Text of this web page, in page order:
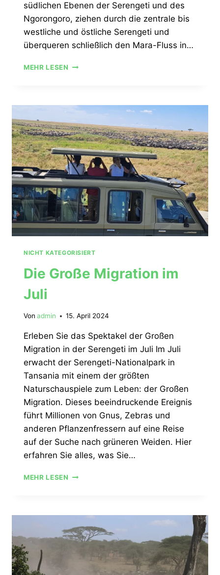
südlichen Ebenen der Serengeti und des
Ngorongoro, ziehen durch die zentrale bis
westliche und östliche Serengeti und
überqueren schließlich den Mara-Fluss in…
MEHR LESEN
NICHT KATEGORISIERT
Die Große Migration im
Juli
Von admin 15. April 2024
Erleben Sie das Spektakel der Großen
Migration in der Serengeti im Juli Im Juli
erwacht der Serengeti-Nationalpark in
Tansania mit einem der größten
Naturschauspiele zum Leben: der Großen
Migration. Dieses beeindruckende Ereignis
führt Millionen von Gnus, Zebras und
anderen Pflanzenfressern auf eine Reise
auf der Suche nach grüneren Weiden. Hier
erfahren Sie alles, was Sie…
MEHR LESEN